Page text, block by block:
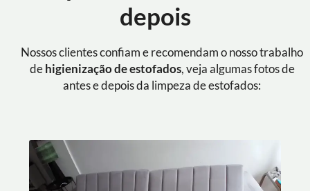
depois
Nossos clientes confiam e recomendam o nosso trabalho
de higienização de estofados, veja algumas fotos de
antes e depois da limpeza de estofados: